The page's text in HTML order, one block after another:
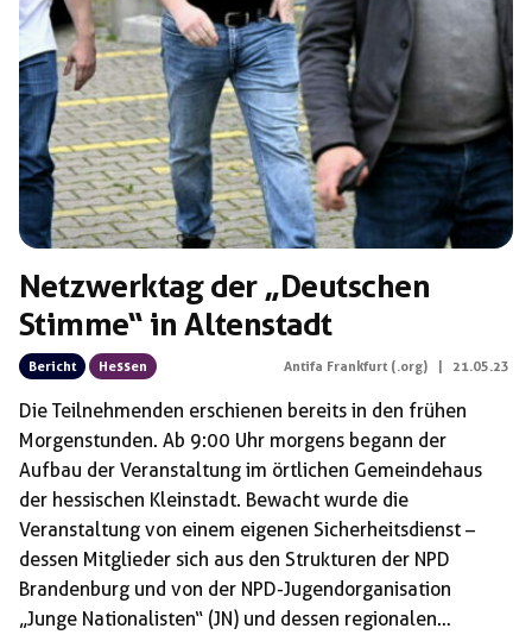
Netzwerktag der „Deutschen
Stimme“ in Altenstadt
Bericht Hessen Antifa Frankfurt (.org) 21.05.23
Die Teilnehmenden erschienen bereits in den frühen
Morgenstunden. Ab 9:00 Uhr morgens begann der
Aufbau der Veranstaltung im örtlichen Gemeindehaus
der hessischen Kleinstadt. Bewacht wurde die
Veranstaltung von einem eigenen Sicherheitsdienst –
dessen Mitglieder sich aus den Strukturen der NPD
Brandenburg und von der NPD-Jugendorganisation
„Junge Nationalisten“ (JN) und dessen regionalen